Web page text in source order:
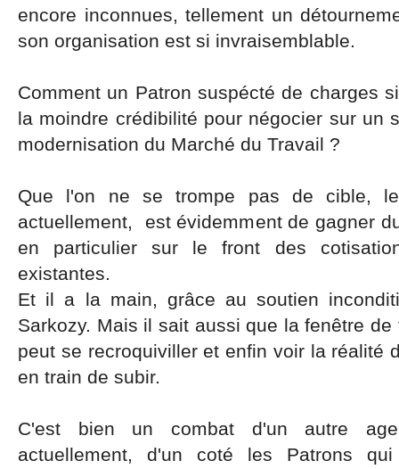
encore inconnues, tellement un
son organisation est si invraisemblable.
Comment un Patron suspécté de charges
la moindre crédibilité pour négocier sur un
modernisation du Marché du Travail ?
Que l'on ne se trompe pas de cible,
actuellement, est évidemment de gagner
en particulier sur le front des
existantes.
Et il a la main, grâce au soutien
Sarkozy. Mais il sait aussi que la fenêtre
peut se recroquiviller et enfin voir la réalité
en train de subir.
C'est bien un combat d'un autre
actuellement, d'un coté les Patrons